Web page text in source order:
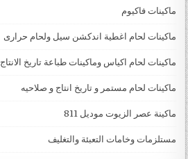
ماكينات فاكيوم
ماكينات لحام اغطية اندكشن سيل ولحام حرارى
ماكينات لحام اكياس وماكينات طباعة تاريخ الانتاج
ماكينات لحام مستمر و تاريخ انتاج و صلاحيه
ماكينة عصر الزيوت موديل 811
مستلزمات وخامات التعبئة والتغليف